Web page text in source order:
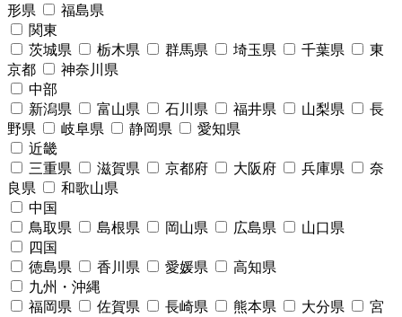
形県
福島県
関東
茨城県
栃木県 群馬県 埼玉県 千葉県
東
京都
神奈川県
中部
新潟県
富山県 石川県 福井県 山梨県
長
野県
岐阜県 静岡県
愛知県
近畿
三重県
滋賀県 京都府 大阪府 兵庫県
奈
良県
和歌山県
中国
鳥取県
島根県 岡山県 広島県
山口県
四国
徳島県
香川県 愛媛県
高知県
九州・沖縄
福岡県
佐賀県 長崎県 熊本県 大分県
宮